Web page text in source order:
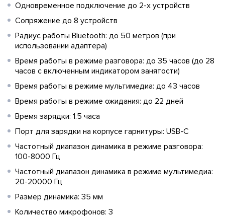
Одновременное подключение до 2-х устройств
Сопряжение до 8 устройств
Радиус работы Bluetooth: до 50 метров (при
использовании адаптера)
Время работы в режиме разговора: до 35 часов (до 28
часов с включенным индикатором занятости)
Время работы в режиме мультимедиа: до 43 часов
Время работы в режиме ожидания: до 22 дней
Время зарядки: 1.5 часа
Порт для зарядки на корпусе гарнитуры: USB-C
Частотный диапазон динамика в режиме разговора:
100-8000 Гц
Частотный диапазон динамика в режиме мультимедиа:
20-20000 Гц
Размер динамика: 35 мм
Количество микрофонов: 3